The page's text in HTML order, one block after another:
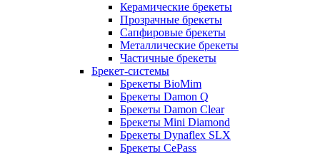
Керамические брекеты
Прозрачные брекеты
Сапфировые брекеты
Металлические брекеты
Частичные брекеты
Брекет-системы
Брекеты BioMim
Брекеты Damon Q
Брекеты Damon Clear
Брекеты Mini Diamond
Брекеты Dynaflex SLX
Брекеты CePass